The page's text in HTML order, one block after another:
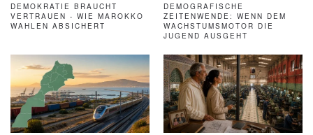
DEMOKRATIE BRAUCHT
VERTRAUEN - WIE MAROKKO
WAHLEN ABSICHERT
DEMOGRAFISCHE
ZEITENWENDE: WENN DEM
WACHSTUMSMOTOR DIE
JUGEND AUSGEHT